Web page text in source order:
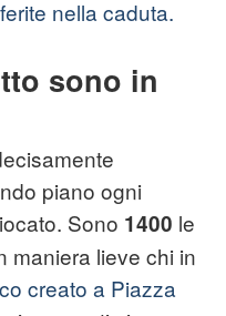
nella caduta.
sono in
piano ogni
Sono 1400 le
maniera lieve chi in
creato a Piazza